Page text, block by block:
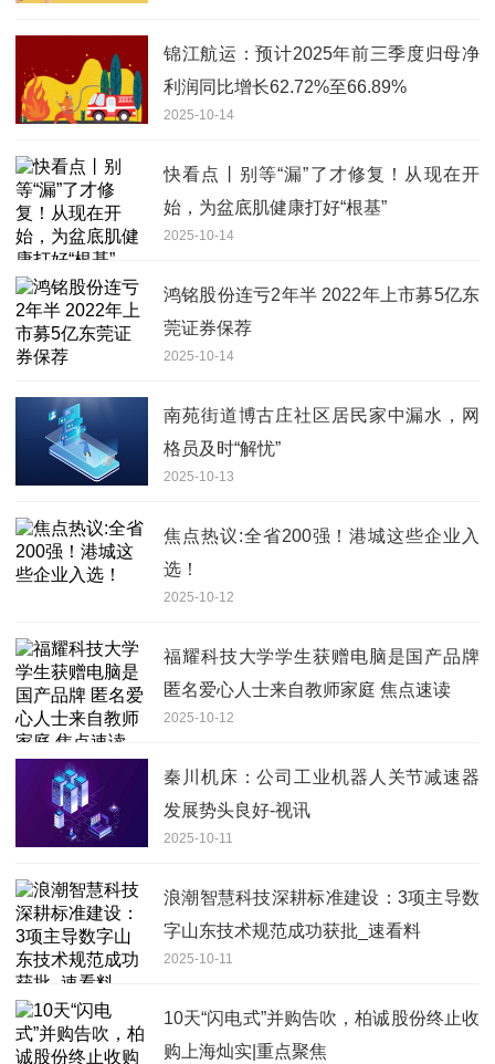
锦江航运：预计2025年前三季度归母净
利润同比增长62.72%至66.89%
2025-10-14
快看点丨别等“漏”了才修复！从现在开
始，为盆底肌健康打好“根基”
2025-10-14
鸿铭股份连亏2年半 2022年上市募5亿东
莞证券保荐
2025-10-14
南苑街道博古庄社区居民家中漏水，网
格员及时“解忧”
2025-10-13
焦点热议:全省200强！港城这些企业入
选！
2025-10-12
福耀科技大学学生获赠电脑是国产品牌
匿名爱心人士来自教师家庭 焦点速读
2025-10-12
秦川机床：公司工业机器人关节减速器
发展势头良好-视讯
2025-10-11
浪潮智慧科技深耕标准建设：3项主导数
字山东技术规范成功获批_速看料
2025-10-11
10天“闪电式”并购告吹，柏诚股份终止收
购上海灿实|重点聚焦